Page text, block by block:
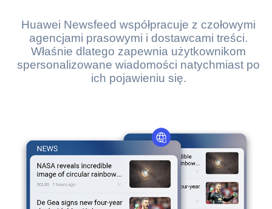
Huawei Newsfeed współpracuje z czołowymi
agencjami prasowymi i dostawcami treści.
Właśnie dlatego zapewnia użytkownikom
spersonalizowane wiadomości natychmiast po
ich pojawieniu się.